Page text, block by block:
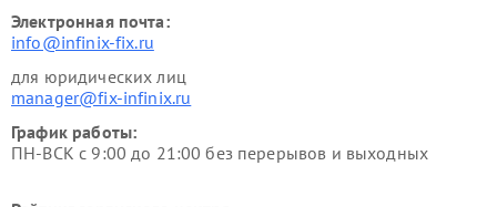
Электронная почта:
info@infinix-fix.ru
для юридических лиц
manager@fix-infinix.ru
График работы:
ПН-ВСК с 9:00 до 21:00 без перерывов и выходных